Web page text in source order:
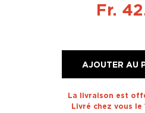
Fr.
AJOUTER AU
La livraison est
Livré chez vous